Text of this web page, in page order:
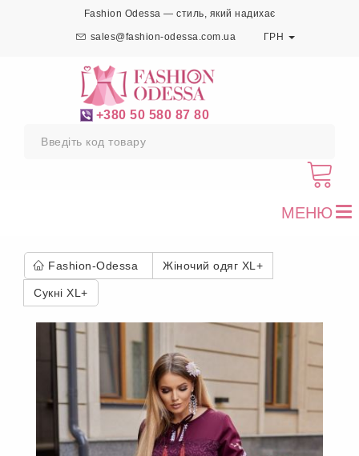
Fashion Odessa — стиль, який надихає
sales@fashion-odessa.com.ua ГРН
+380 50 580 87 80
МЕНЮ
Fashion-Odessa Жіночий одяг XL+
Сукні XL+